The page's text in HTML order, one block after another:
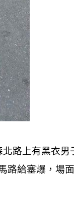
路上有黑衣男
路給塞爆，場